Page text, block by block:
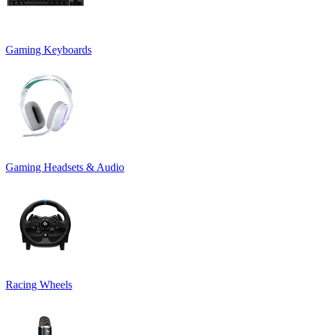
Gaming Keyboards
Gaming Headsets & Audio
Racing Wheels